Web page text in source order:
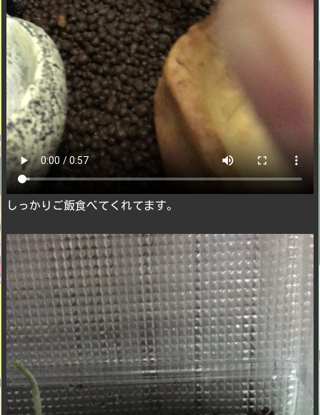
しっかりご飯食べてくれてます。